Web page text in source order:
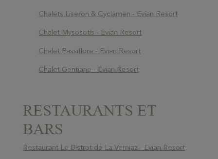
Chalets Liseron & Cyclamen - Evian Resort
Chalet Mysosotis - Evian Resort
Chalet Passiflore - Evian Resort
Chalet Gentiane - Evian Resort
RESTAURANTS ET
BARS
Restaurant Le Bistrot de La Verniaz - Evian Resort